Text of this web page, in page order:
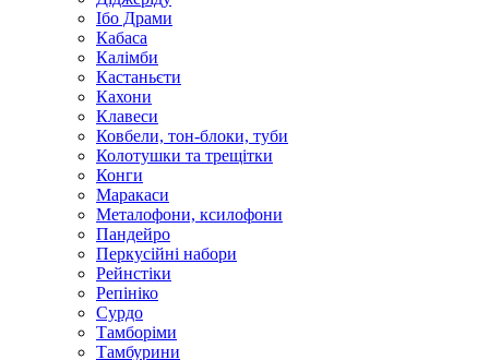
Ібо Драми
Кабаса
Калімби
Кастаньєти
Кахони
Клавеси
Ковбели, тон-блоки, туби
Колотушки та трещітки
Конги
Маракаси
Металофони, ксилофони
Пандейро
Перкусійні набори
Рейнстіки
Репініко
Сурдо
Тамборіми
Тамбурини